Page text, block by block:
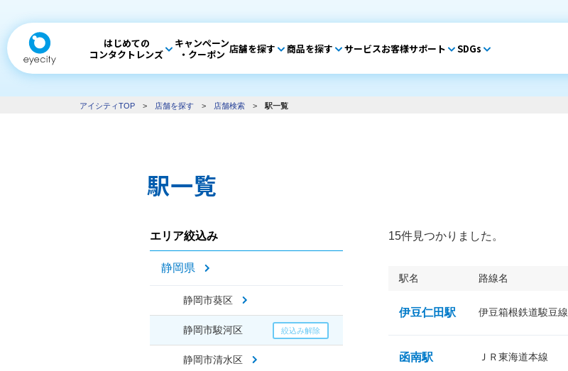
はじめての
コンタクトレンズ
キャンペーン
・クーポン 店舗を探す 商品を探す サービスお客様サポート SDGs
アイシティTOP > 店舗を探す > 店舗検索 > 駅一覧
駅一覧
エリア絞込み
静岡県
静岡市葵区
静岡市駿河区
静岡市清水区
15件見つかりました。
駅名 路線名
伊豆仁田駅 伊豆箱根鉄道駿豆線
函南駅 ＪＲ東海道本線